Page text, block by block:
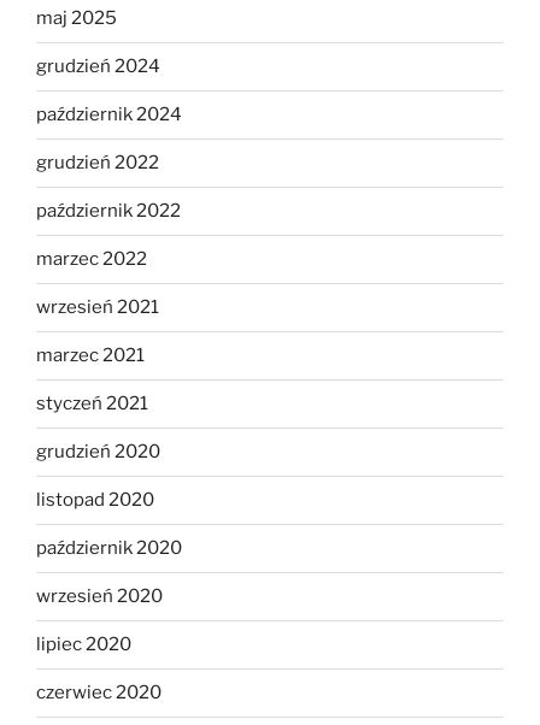
maj 2025
grudzień 2024
październik 2024
grudzień 2022
październik 2022
marzec 2022
wrzesień 2021
marzec 2021
styczeń 2021
grudzień 2020
listopad 2020
październik 2020
wrzesień 2020
lipiec 2020
czerwiec 2020